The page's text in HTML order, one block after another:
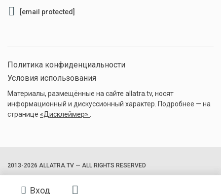
[email protected]
Политика конфиденциальности
Условия использования
Материалы, размещённые на сайте allatra.tv, носят
информационный и дискуссионный характер. Подробнее — на
странице «Дисклеймер»
2013-2026 ALLATRA.TV — ALL RIGHTS RESERVED
Вход